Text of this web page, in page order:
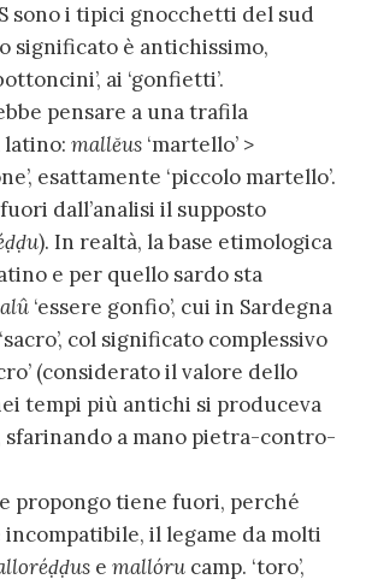
sono i tipici gnocchetti del sud
significato è antichissimo,
ai ‘gonfietti’.
pensare a una trafila
latino: mallĕus ‘martello’ >
esattamente ‘piccolo martello’.
dall’analisi il supposto
). In realtà, la base etimologica
e per quello sardo sta
‘essere gonfio’, cui in Sardegna
‘sacro’, col significato complessivo
(considerato il valore dello
tempi più antichi si produceva
sfarinando a mano pietra-contro-
propongo tiene fuori, perché
il legame da molti
e mallóru camp. ‘toro’,